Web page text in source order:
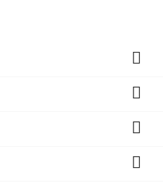



